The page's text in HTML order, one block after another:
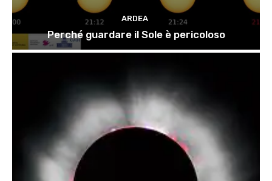
ARDEA
Perché guardare il Sole è pericoloso